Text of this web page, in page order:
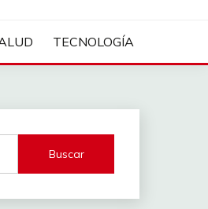
TECNOLOGÍA
Buscar